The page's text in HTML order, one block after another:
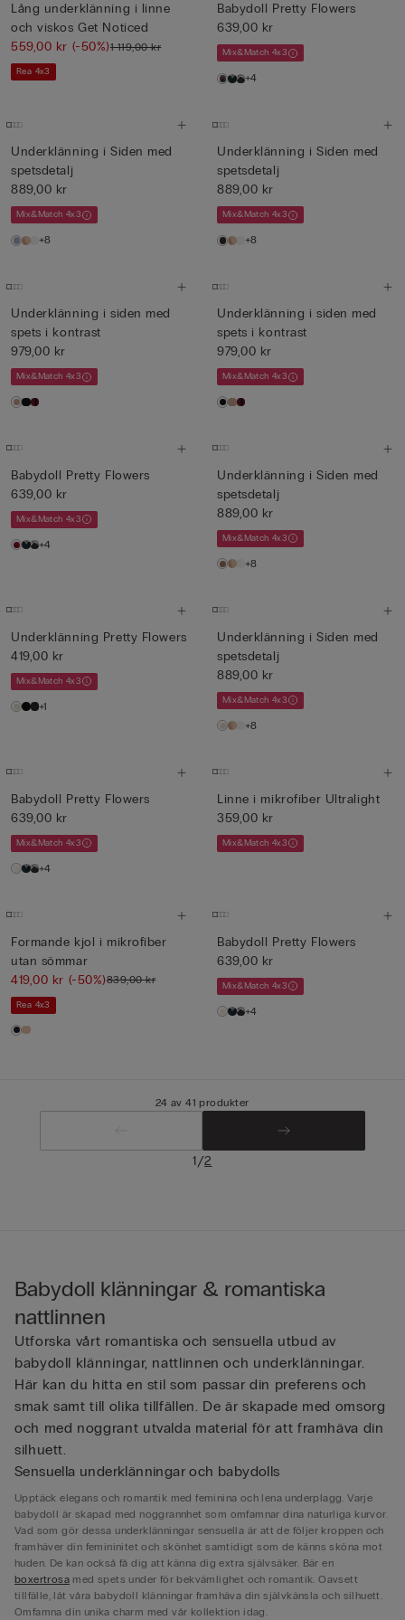
Lång underklänning i linne
och viskos Get Noticed
559,00 kr (-50%)1 119,00 kr
Rea 4x3
Babydoll Pretty Flowers
639,00 kr
Mix&Match 4x3
+4
Underklänning i Siden med
spetsdetalj
889,00 kr
Mix&Match 4x3
+8
Underklänning i Siden med
spetsdetalj
889,00 kr
Mix&Match 4x3
+8
Underklänning i siden med
spets i kontrast
979,00 kr
Mix&Match 4x3
Underklänning i siden med
spets i kontrast
979,00 kr
Mix&Match 4x3
Babydoll Pretty Flowers
639,00 kr
Mix&Match 4x3
+4
Underklänning i Siden med
spetsdetalj
889,00 kr
Mix&Match 4x3
+8
Underklänning Pretty Flowers
419,00 kr
Mix&Match 4x3
+1
Underklänning i Siden med
spetsdetalj
889,00 kr
Mix&Match 4x3
+8
Babydoll Pretty Flowers
639,00 kr
Mix&Match 4x3
+4
Linne i mikrofiber Ultralight
359,00 kr
Mix&Match 4x3
Formande kjol i mikrofiber
utan sömmar
419,00 kr (-50%)839,00 kr
Rea 4x3
Babydoll Pretty Flowers
639,00 kr
Mix&Match 4x3
+4
24 av 41 produkter
1/2
Babydoll klänningar & romantiska
nattlinnen
Utforska vårt romantiska och sensuella utbud av
babydoll klänningar, nattlinnen och underklänningar.
Här kan du hitta en stil som passar din preferens och
smak samt till olika tillfällen. De är skapade med omsorg
och med noggrant utvalda material för att framhäva din
silhuett.
Sensuella underklänningar och babydolls
Upptäck elegans och romantik med feminina och lena underplagg. Varje
babydoll är skapad med noggrannhet som omfamnar dina naturliga kurvor.
Vad som gör dessa underklänningar sensuella är att de följer kroppen och
framhäver din femininitet och skönhet samtidigt som de känns sköna mot
huden. De kan också få dig att känna dig extra självsäker. Bär en
boxertrosa med spets under för bekvämlighet och romantik. Oavsett
tillfälle, låt våra babydoll klänningar framhäva din självkänsla och silhuett.
Omfamna din unika charm med vår kollektion idag.